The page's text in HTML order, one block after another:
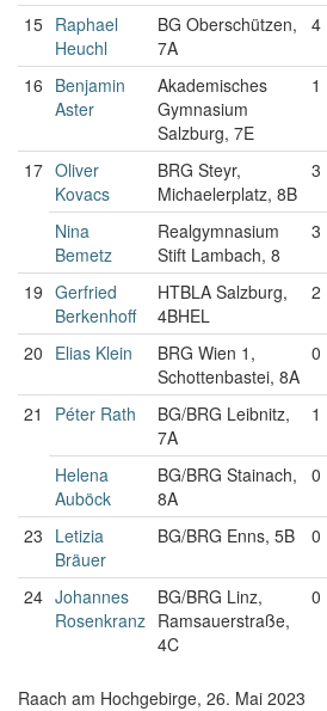
15 Raphael
Heuchl
BG Oberschützen,
7A
4
16 Benjamin
Aster
Akademisches
Gymnasium
Salzburg, 7E
1
17 Oliver
Kovacs
BRG Steyr,
Michaelerplatz, 8B
3
Nina
Bemetz
Realgymnasium
Stift Lambach, 8
3
19 Gerfried
Berkenhoff
HTBLA Salzburg,
4BHEL
2
20 Elias Klein
BRG Wien 1,
Schottenbastei, 8A
0
21 Péter Rath
BG/BRG Leibnitz,
7A
1
Helena
Auböck
BG/BRG Stainach,
8A
0
23 Letizia
Bräuer
BG/BRG Enns, 5B 0
24 Johannes
Rosenkranz
BG/BRG Linz,
Ramsauerstraße,
4C
0
Raach am Hochgebirge, 26. Mai 2023